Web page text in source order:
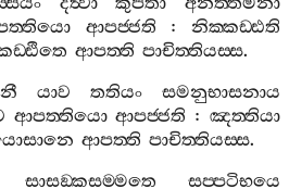
ආපජ‍්ජති :නික‍්කඩ‍්ඪති
ආපත‍්ති පාචිත‍්තියස‍්ස.
යාව තතියං
සමනුභාසනාය
ආපත‍්තියො ආපජ‍්ජති :ඤත‍්තියා
ආපත‍්ති පාචිත‍්තියස‍්ස.
සාසඞ‍්කසම‍්මතෙ
සප‍්පටිභයෙ